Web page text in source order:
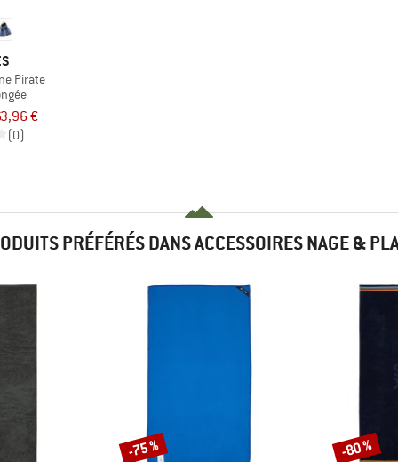
Pirate
€
(0)
PRÉFÉRÉS DANS ACCESSOIRES NAGE &
Remise
-75 % Remise
-80 %